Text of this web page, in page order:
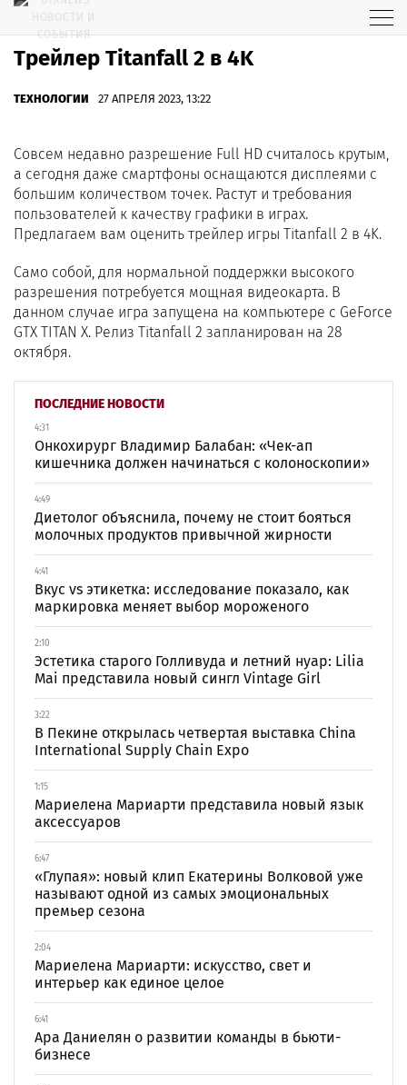
Трейлер Titanfall 2 в 4K
ТЕХНОЛОГИИ 27 АПРЕЛЯ 2023, 13:22
ПОСЛЕДНИЕ НОВОСТИ
4:31
Онкохирург Владимир Балабан: «Чек-ап
кишечника должен начинаться с колоноскопии»
4:49
Диетолог объяснила, почему не стоит бояться
молочных продуктов привычной жирности
4:41
Вкус vs этикетка: исследование показало, как
маркировка меняет выбор мороженого
2:10
Эстетика старого Голливуда и летний нуар: Lilia
Mai представила новый сингл Vintage Girl
3:22
В Пекине открылась четвертая выставка China
International Supply Chain Expo
1:15
Мариелена Мариарти представила новый язык
аксессуаров
6:47
«Глупая»: новый клип Екатерины Волковой уже
называют одной из самых эмоциональных
премьер сезона
2:04
Мариелена Мариарти: искусство, свет и
интерьер как единое целое
6:41
Ара Даниелян о развитии команды в бьюти-
бизнесе
Совсем недавно разрешение Full HD считалось крутым,
а сегодня даже смартфоны оснащаются дисплеями с
большим количеством точек. Растут и требования
пользователей к качеству графики в играх.
Предлагаем вам оценить трейлер игры Titanfall 2 в 4K.
Само собой, для нормальной поддержки высокого
разрешения потребуется мощная видеокарта. В
данном случае игра запущена на компьютере с GeForce
GTX TITAN X. Релиз Titanfall 2 запланирован на 28
октября.